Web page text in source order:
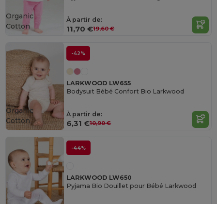
À partir de:
11,70 €19,60 €
Organic
Cotton
-42%
LARKWOOD LW655
Bodysuit Bébé Confort Bio Larkwood
À partir de:
6,31 €10,90 €
Organic
Cotton
-44%
LARKWOOD LW650
Pyjama Bio Douillet pour Bébé Larkwood